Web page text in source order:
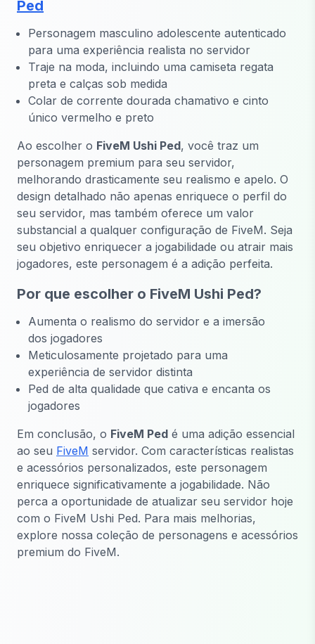
Ped
Personagem masculino adolescente autenticado
para uma experiência realista no servidor
Traje na moda, incluindo uma camiseta regata
preta e calças sob medida
Colar de corrente dourada chamativo e cinto
único vermelho e preto
Ao escolher o FiveM Ushi Ped, você traz um
personagem premium para seu servidor,
melhorando drasticamente seu realismo e apelo. O
design detalhado não apenas enriquece o perfil do
seu servidor, mas também oferece um valor
substancial a qualquer configuração de FiveM. Seja
seu objetivo enriquecer a jogabilidade ou atrair mais
jogadores, este personagem é a adição perfeita.
Por que escolher o FiveM Ushi Ped?
Aumenta o realismo do servidor e a imersão
dos jogadores
Meticulosamente projetado para uma
experiência de servidor distinta
Ped de alta qualidade que cativa e encanta os
jogadores
Em conclusão, o FiveM Ped é uma adição essencial
ao seu FiveM servidor. Com características realistas
e acessórios personalizados, este personagem
enriquece significativamente a jogabilidade. Não
perca a oportunidade de atualizar seu servidor hoje
com o FiveM Ushi Ped. Para mais melhorias,
explore nossa coleção de personagens e acessórios
premium do FiveM.